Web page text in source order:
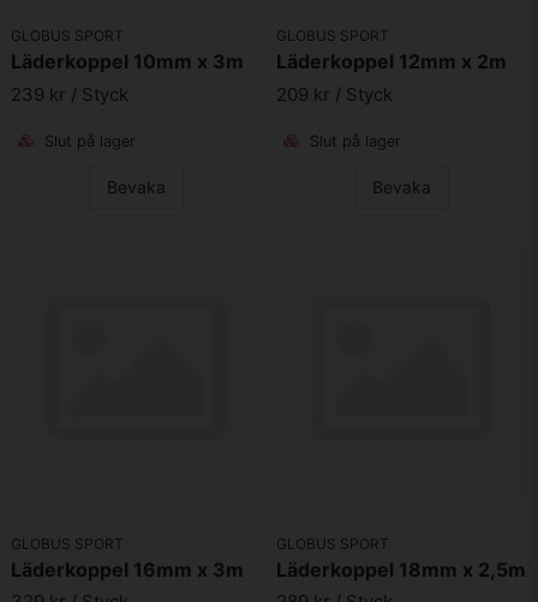
GLOBUS SPORT
Läderkoppel 10mm x 3m
239 kr / Styck
Slut på lager
Bevaka
GLOBUS SPORT
Läderkoppel 12mm x 2m
209 kr / Styck
Slut på lager
Bevaka
GLOBUS SPORT
Läderkoppel 16mm x 3m
GLOBUS SPORT
Läderkoppel 18mm x 2,5m